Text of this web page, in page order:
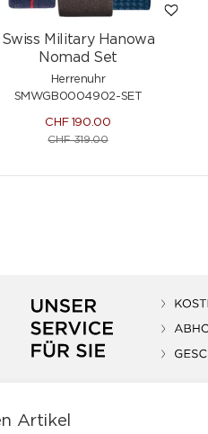
Swiss Military Hanowa
Nomad Set
Herrenuhr
SMWGB0004902-SET
CHF190.00
CHF319.00
Artikel